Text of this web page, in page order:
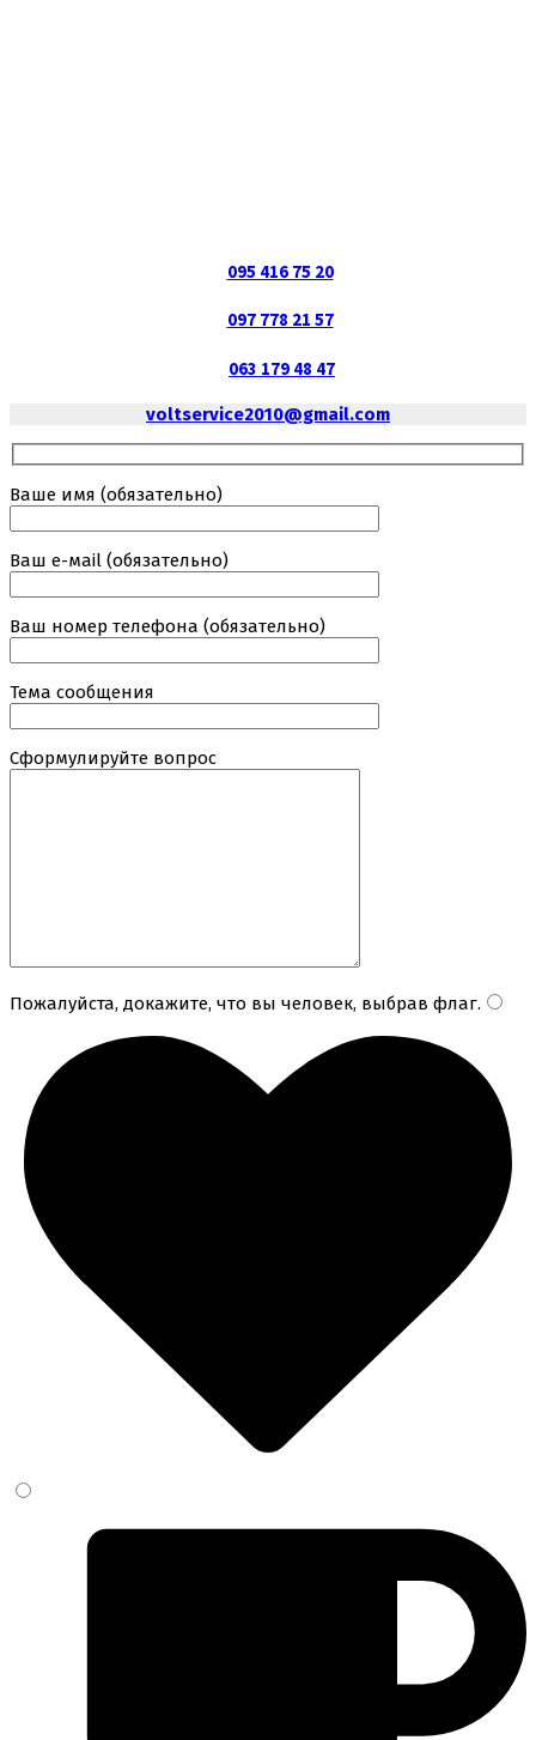
095 416 75 20
097 778 21 57
063 179 48 47
voltservice2010@gmail.com
Ваше имя (обязательно)
Ваш е-маil (обязательно)
Ваш номер телефона (обязательно)
Тема сообщения
Сформулируйте вопрос
Пожалуйста, докажите, что вы человек, выбрав флаг.